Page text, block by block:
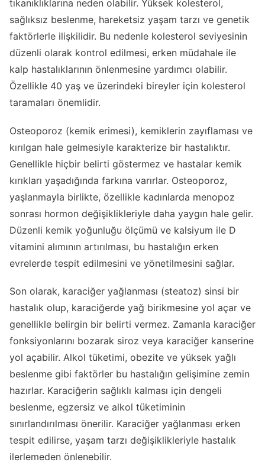
tıkanıklıklarına neden olabilir. Yüksek kolesterol,
sağlıksız beslenme, hareketsiz yaşam tarzı ve genetik
faktörlerle ilişkilidir. Bu nedenle kolesterol seviyesinin
düzenli olarak kontrol edilmesi, erken müdahale ile
kalp hastalıklarının önlenmesine yardımcı olabilir.
Özellikle 40 yaş ve üzerindeki bireyler için kolesterol
taramaları önemlidir.
Osteoporoz (kemik erimesi), kemiklerin zayıflaması ve
kırılgan hale gelmesiyle karakterize bir hastalıktır.
Genellikle hiçbir belirti göstermez ve hastalar kemik
kırıkları yaşadığında farkına varırlar. Osteoporoz,
yaşlanmayla birlikte, özellikle kadınlarda menopoz
sonrası hormon değişiklikleriyle daha yaygın hale gelir.
Düzenli kemik yoğunluğu ölçümü ve kalsiyum ile D
vitamini alımının artırılması, bu hastalığın erken
evrelerde tespit edilmesini ve yönetilmesini sağlar.
Son olarak, karaciğer yağlanması (steatoz) sinsi bir
hastalık olup, karaciğerde yağ birikmesine yol açar ve
genellikle belirgin bir belirti vermez. Zamanla karaciğer
fonksiyonlarını bozarak siroz veya karaciğer kanserine
yol açabilir. Alkol tüketimi, obezite ve yüksek yağlı
beslenme gibi faktörler bu hastalığın gelişimine zemin
hazırlar. Karaciğerin sağlıklı kalması için dengeli
beslenme, egzersiz ve alkol tüketiminin
sınırlandırılması önerilir. Karaciğer yağlanması erken
tespit edilirse, yaşam tarzı değişiklikleriyle hastalık
ilerlemeden önlenebilir.